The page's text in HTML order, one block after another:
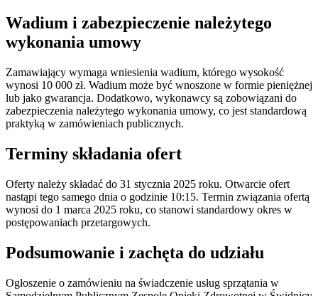
Wadium i zabezpieczenie należytego
wykonania umowy
Zamawiający wymaga wniesienia wadium, którego wysokość
wynosi 10 000 zł. Wadium może być wnoszone w formie pieniężnej
lub jako gwarancja. Dodatkowo, wykonawcy są zobowiązani do
zabezpieczenia należytego wykonania umowy, co jest standardową
praktyką w zamówieniach publicznych.
Terminy składania ofert
Oferty należy składać do 31 stycznia 2025 roku. Otwarcie ofert
nastąpi tego samego dnia o godzinie 10:15. Termin związania ofertą
wynosi do 1 marca 2025 roku, co stanowi standardowy okres w
postępowaniach przetargowych.
Podsumowanie i zachęta do udziału
Ogłoszenie o zamówieniu na świadczenie usług sprzątania w